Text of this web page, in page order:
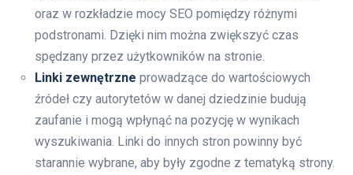
oraz w rozkładzie mocy SEO pomiędzy różnymi
podstronami. Dzięki nim można zwiększyć czas
spędzany przez użytkowników na stronie.
Linki zewnętrzne prowadzące do wartościowych
źródeł czy autorytetów w danej dziedzinie budują
zaufanie i mogą wpłynąć na pozycję w wynikach
wyszukiwania. Linki do innych stron powinny być
starannie wybrane, aby były zgodne z tematyką strony.